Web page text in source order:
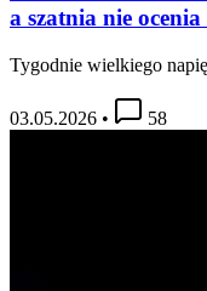
a szatnia nie
Tygodnie wielkiego
03.05.2026 • 58